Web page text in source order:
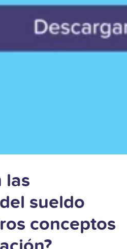
las
sueldo
conceptos